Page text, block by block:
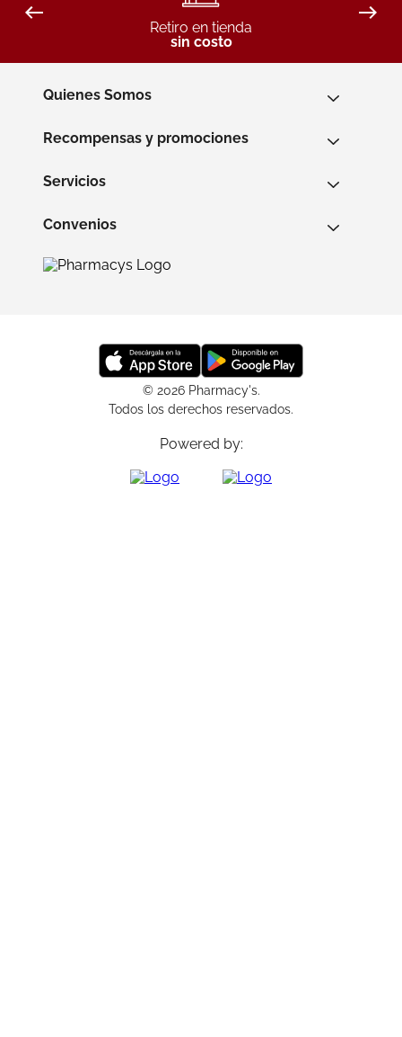
Retiro en tienda
sin costo
Quienes Somos
Recompensas y promociones
Servicios
Convenios
© 2026 Pharmacy's.
Todos los derechos reservados.
Powered by: